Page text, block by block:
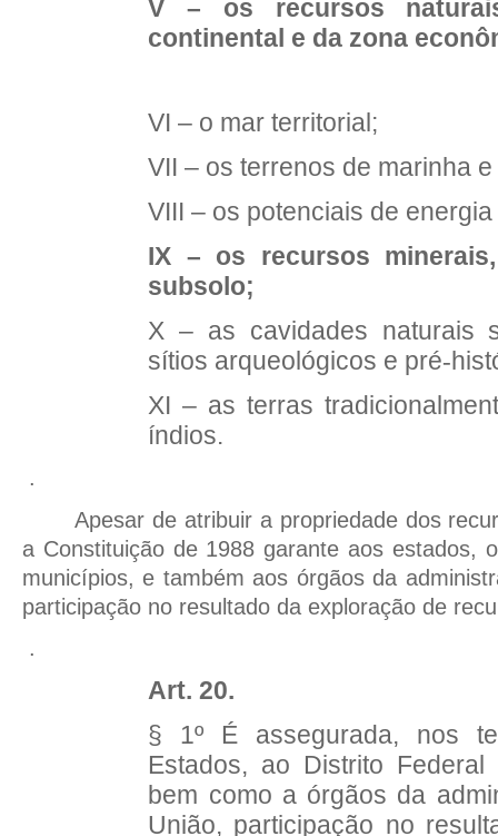
V – os recursos
continental e da zona
VI – o mar territorial;
VII – os terrenos de marinha
VIII – os potenciais de
IX – os recursos
subsolo;
X – as cavidades naturais
sítios arqueológicos e pré‑
XI – as terras
índios.
.
Apesar de atribuir a propriedade dos
a Constituição de 1988 garante aos estados,
municípios, e também aos órgãos da
participação no resultado da exploração de
.
Art. 20.
§ 1º É assegurada, nos
Estados, ao Distrito
bem como a órgãos da
União, participação no